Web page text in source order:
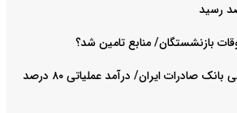
بازنشستگان/ منابع تامین شد؟
تغییر مثبت در عملکرد مالی بانک صادرات ایران/ درآمد عملیاتی ۸۰ درصد